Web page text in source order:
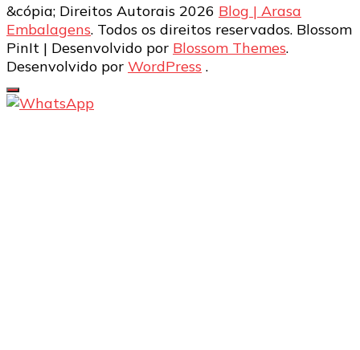
&cópia; Direitos Autorais 2026 Blog | Arasa
Embalagens. Todos os direitos reservados. Blossom
PinIt | Desenvolvido por Blossom Themes.
Desenvolvido por WordPress .